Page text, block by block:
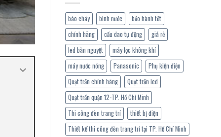
báo cháy bình nước
bảo hành tốt
chính hãng
cầu dao tự động
giá rẻ
led bàn nguyệt
máy lọc không khí
máy nước nóng
Panasonic
Phụ kiện điện
Quạt trần chính hãng
Quạt trần led
Quạt trần quận 12-TP. Hồ Chí Minh
Thi công đèn trang trí
thiết bị điện
Thiết kế thi công đèn trang trí tại TP. Hồ Chí Minh